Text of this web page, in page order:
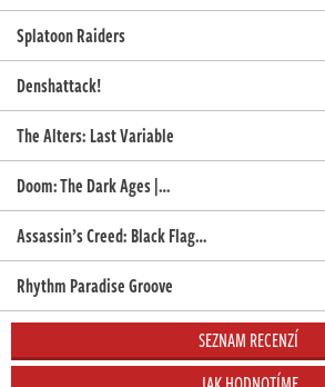
Splatoon Raiders
Denshattack!
The Alters: Last Variable
Doom: The Dark Ages |…
Assassin’s Creed: Black Flag…
Rhythm Paradise Groove
SEZNAM RECENZÍ